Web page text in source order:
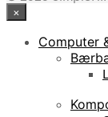
×
Computer